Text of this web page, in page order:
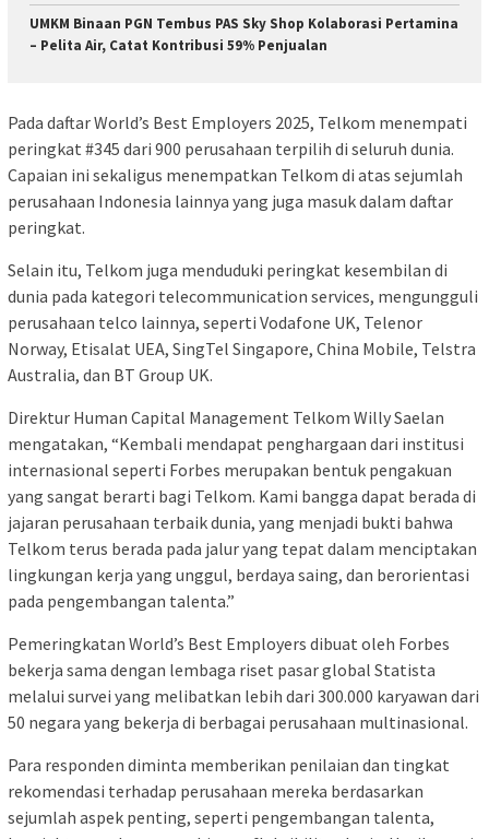
UMKM Binaan PGN Tembus PAS Sky Shop Kolaborasi Pertamina
– Pelita Air, Catat Kontribusi 59% Penjualan
Pada daftar World’s Best Employers 2025, Telkom menempati
peringkat #345 dari 900 perusahaan terpilih di seluruh dunia.
Capaian ini sekaligus menempatkan Telkom di atas sejumlah
perusahaan Indonesia lainnya yang juga masuk dalam daftar
peringkat.
Selain itu, Telkom juga menduduki peringkat kesembilan di
dunia pada kategori telecommunication services, mengungguli
perusahaan telco lainnya, seperti Vodafone UK, Telenor
Norway, Etisalat UEA, SingTel Singapore, China Mobile, Telstra
Australia, dan BT Group UK.
Direktur Human Capital Management Telkom Willy Saelan
mengatakan, “Kembali mendapat penghargaan dari institusi
internasional seperti Forbes merupakan bentuk pengakuan
yang sangat berarti bagi Telkom. Kami bangga dapat berada di
jajaran perusahaan terbaik dunia, yang menjadi bukti bahwa
Telkom terus berada pada jalur yang tepat dalam menciptakan
lingkungan kerja yang unggul, berdaya saing, dan berorientasi
pada pengembangan talenta.”
Pemeringkatan World’s Best Employers dibuat oleh Forbes
bekerja sama dengan lembaga riset pasar global Statista
melalui survei yang melibatkan lebih dari 300.000 karyawan dari
50 negara yang bekerja di berbagai perusahaan multinasional.
Para responden diminta memberikan penilaian dan tingkat
rekomendasi terhadap perusahaan mereka berdasarkan
sejumlah aspek penting, seperti pengembangan talenta,